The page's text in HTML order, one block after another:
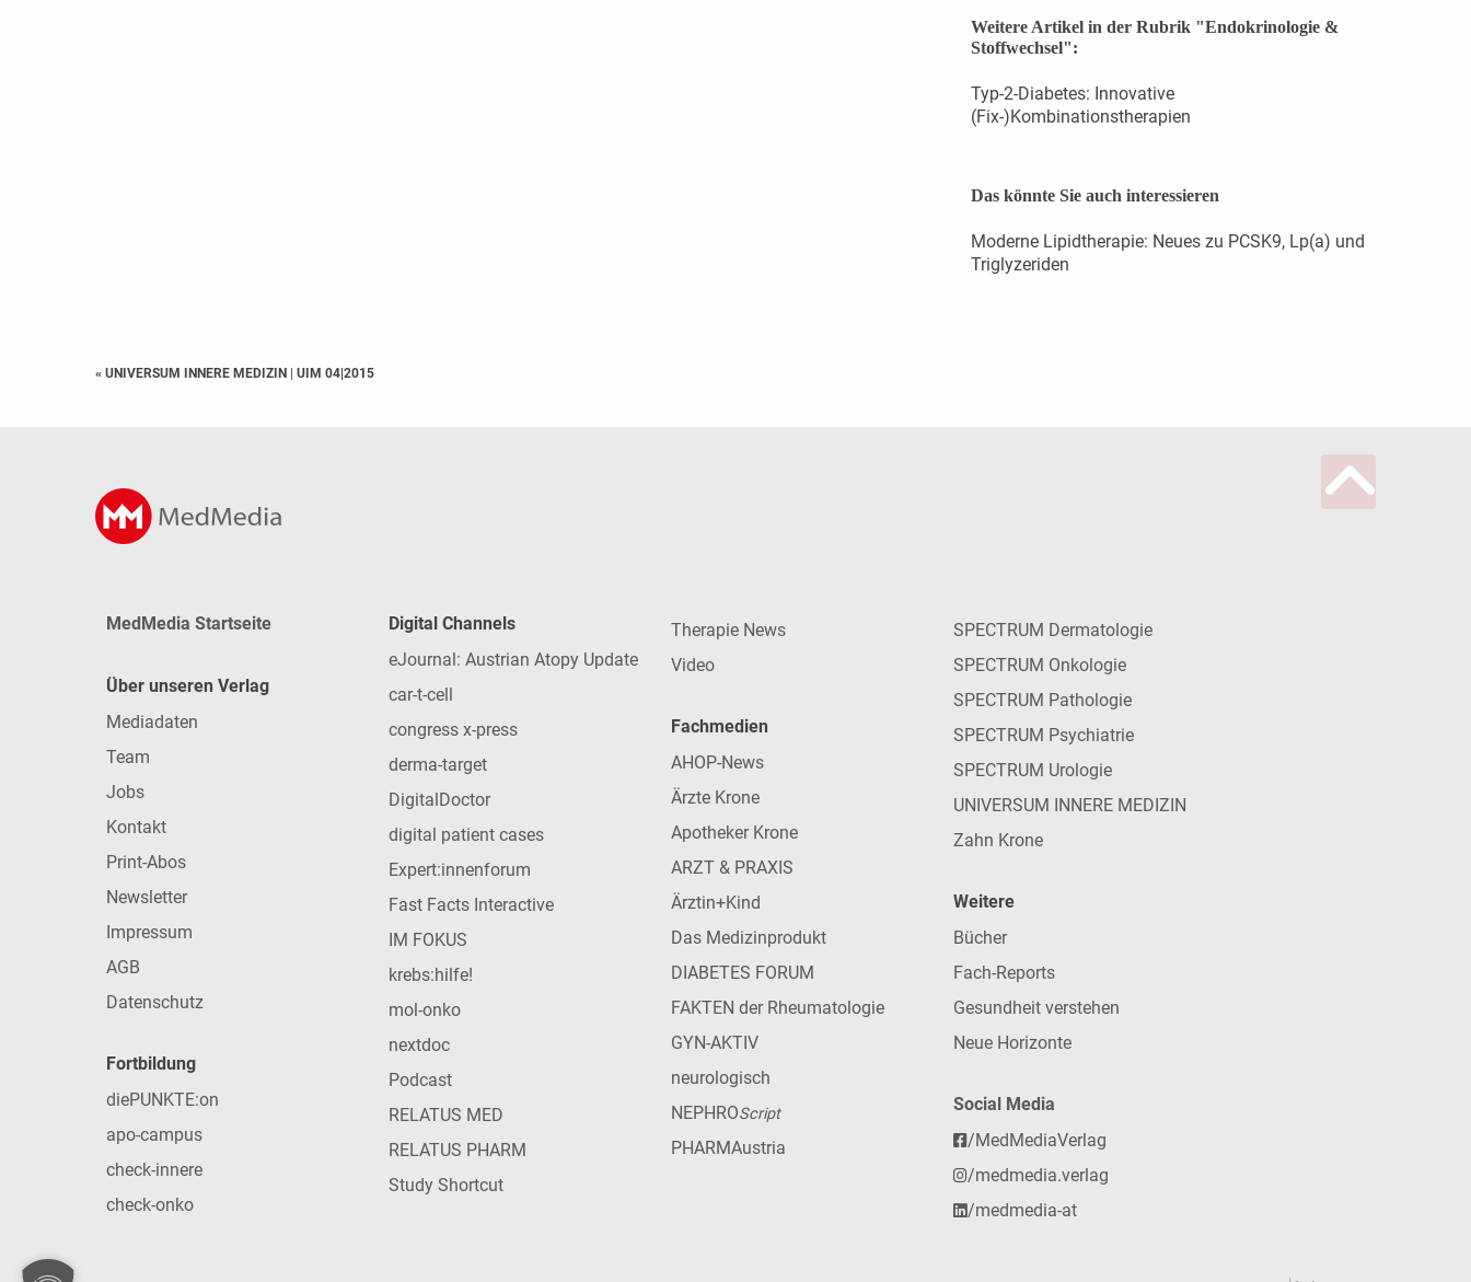
Weitere Artikel in der Rubrik "Endokrinologie &
Stoffwechsel":
Typ-2-Diabetes: Innovative
(Fix-)Kombinationstherapien
Das könnte Sie auch interessieren
Moderne Lipidtherapie: Neues zu PCSK9, Lp(a) und
Triglyzeriden
« UNIVERSUM INNERE MEDIZIN | UIM 04|2015
MedMedia Startseite
Über unseren Verlag
Mediadaten
Team
Jobs
Kontakt
Print-Abos
Newsletter
Impressum
AGB
Datenschutz
Fortbildung
diePUNKTE:on
apo-campus
check-innere
check-onko
Digital Channels
eJournal: Austrian Atopy Update
car-t-cell
congress x-press
derma-target
DigitalDoctor
digital patient cases
Expert:innenforum
Fast Facts Interactive
IM FOKUS
krebs:hilfe!
mol-onko
nextdoc
Podcast
RELATUS MED
RELATUS PHARM
Study Shortcut
Therapie News
Video
Fachmedien
AHOP-News
Ärzte Krone
Apotheker Krone
ARZT & PRAXIS
Ärztin+Kind
Das Medizinprodukt
DIABETES FORUM
FAKTEN der Rheumatologie
GYN-AKTIV
neurologisch
NEPHROScript
PHARMAustria
SPECTRUM Dermatologie
SPECTRUM Onkologie
SPECTRUM Pathologie
SPECTRUM Psychiatrie
SPECTRUM Urologie
UNIVERSUM INNERE MEDIZIN
Zahn Krone
Weitere
Bücher
Fach-Reports
Gesundheit verstehen
Neue Horizonte
Social Media
/MedMediaVerlag
/medmedia.verlag
/medmedia-at